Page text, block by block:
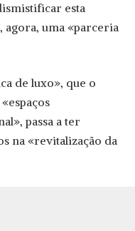
esta
agora, uma «parceria
de luxo», que o
passa a ter
na «revitalização da